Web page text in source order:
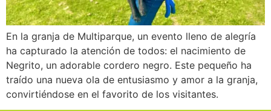
En la granja de Multiparque, un evento lleno de alegría
ha capturado la atención de todos: el nacimiento de
Negrito, un adorable cordero negro. Este pequeño ha
traído una nueva ola de entusiasmo y amor a la granja,
convirtiéndose en el favorito de los visitantes.